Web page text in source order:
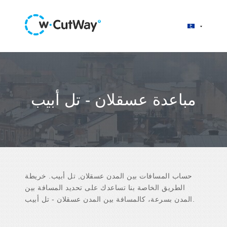
مباعدة عسقلان - تل أبيب
حساب المسافات بين المدن عسقلان, تل أبيب. خريطة
الطريق الخاصة بنا تساعدك على تحديد المسافة بين